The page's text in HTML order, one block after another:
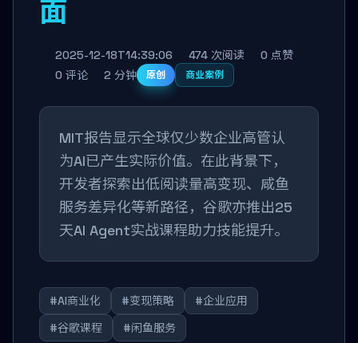
面
2025-12-18T14:39:06 474 次阅读
0 点赞
0 评论
2 分钟 原创 商业案例
MIT报告显示全球仅少数企业高管认
为AI已产生实际价值。在此背景下，
开发者探索出低阅读量高变现、咸鱼
服务差异化等新路径，谷歌亦推出25
天AI Agent实战课程助力技能提升。
#AI商业化 #变现策略
#企业应用
#谷歌课程
#闲鱼服务